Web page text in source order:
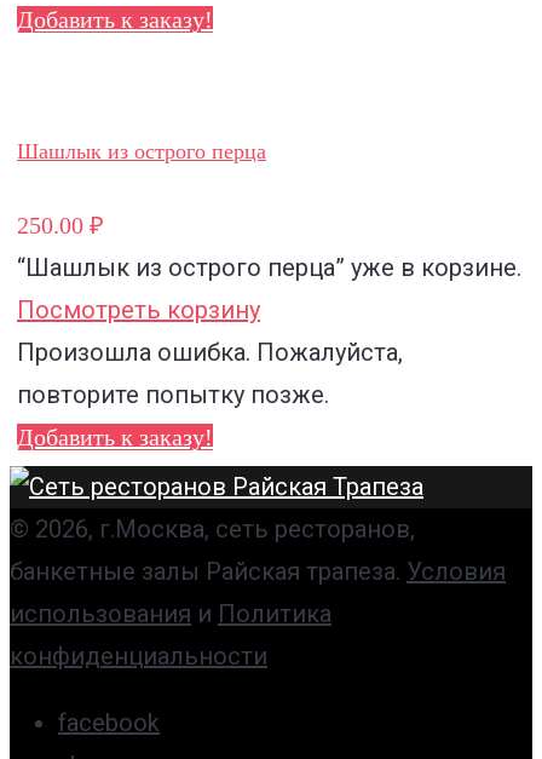
Добавить к заказу!
Шашлык из острого перца
250.00 ₽
“Шашлык из острого перца” уже в корзине.
Посмотреть корзину
Произошла ошибка. Пожалуйста,
повторите попытку позже.
Добавить к заказу!
© 2026, г.Москва, сеть ресторанов,
банкетные залы Райская трапеза. Условия
использования и Политика
конфиденциальности
facebook